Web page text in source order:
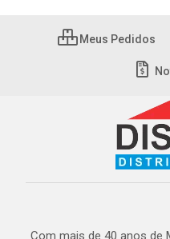
Meus Pedidos
Com mais de 40 anos de